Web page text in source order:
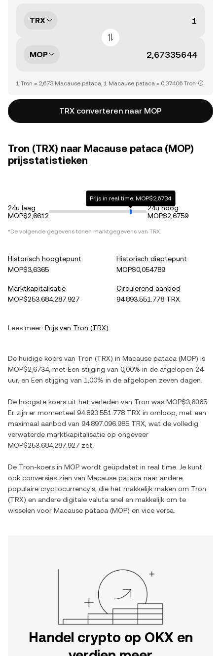
TRX
MOP
1 Tron = 2,673 Macause pataca, 1 Macause pataca = 0,37406 Tron
TRX converteren naar MOP
Tron (TRX) naar Macause pataca (MOP)
prijsstatistieken
24u laag
MOP$2,6612
Prijs in real time: MOP$2,6734
24u hoog
MOP$2,6759
*De volgende gegevens tonen marktgegevens van TRX.
Historisch hoogtepunt
MOP$3,6365
Historisch dieptepunt
MOP$0,054789
Marktkapitalisatie
MOP$253.684.287.927
Circulerend aanbod
94.893.551.778 TRX
Lees meer: Prijs van Tron (TRX)
De huidige koers van Tron (TRX) in Macause pataca (MOP) is
MOP$2,6734, met Een stijging van 0,00% in de afgelopen 24
uur, en Een stijging van 1,00% in de afgelopen zeven dagen.
De hoogste koers uit het verleden van Tron was MOP$3,6365
Er zijn er momenteel 94.893.551.778 TRX in omloop, met een
maximaal aanbod van 94.897.096.985 TRX , wat de volledig
verwaterde marktkapitalisatie op ongeveer
MOP$253.684.287.927 zet.
De Tron-koers in MOP wordt geüpdatet in real time. Je kunt
ook conversies zien van Macause pataca naar andere
populaire cryptocurrency's, die het makkelijk maken om Tron
(TRX) en andere digitale valuta snel en makkelijk om te
wisselen voor Macause pataca (MOP) en vice versa.
Handel crypto op OKX en